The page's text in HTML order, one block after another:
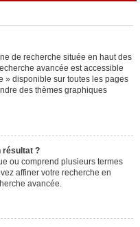
de recherche située en haut des
avancée est accessible
» disponible sur toutes les pages
des thèmes graphiques
résultat ?
ou comprend plusieurs termes
affiner votre recherche en
avancée.